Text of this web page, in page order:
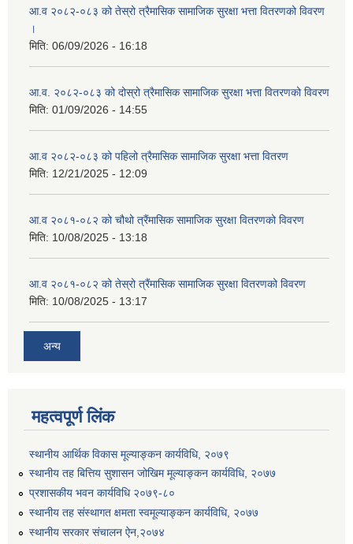
आ.व २०८२-०८३ को तेस्रो त्रैमासिक सामाजिक सुरक्षा भत्ता वितरणको विवरण
।
मिति: 06/09/2026 - 16:18
आ.व. २०८२-०८३ को दोस्रो त्रैमासिक सामाजिक सुरक्षा भत्ता वितरणको विवरण
मिति: 01/09/2026 - 14:55
आ.व २०८२-०८३ को पहिलो त्रैमासिक सामाजिक सुरक्षा भत्ता वितरण
मिति: 12/21/2025 - 12:09
आ.व २०८१-०८२ को चौथो त्रैंमासिक सामाजिक सुरक्षा वितरणको विवरण
मिति: 10/08/2025 - 13:18
आ.व २०८१-०८२ को तेस्रो त्रैंमासिक सामाजिक सुरक्षा वितरणको विवरण
मिति: 10/08/2025 - 13:17
अन्य
महत्वपूर्ण लिंक
स्थानीय आर्थिक विकास मूल्याङ्कन कार्यविधि, २०७९
स्थानीय तह बित्तिय सुशासन जोखिम मूल्याङ्कन कार्यविधि, २०७७
प्रशासकीय भवन कार्यविधि २०७९-८०
स्थानीय तह संस्थागत क्षमता स्वमूल्याङ्कन कार्यविधि, २०७७
स्थानीय सरकार संचालन ऐन,२०७४